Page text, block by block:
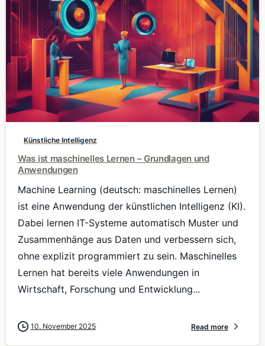
0
Künstliche Intelligenz
Was ist maschinelles Lernen – Grundlagen und
Anwendungen
Machine Learning (deutsch: maschinelles Lernen)
ist eine Anwendung der künstlichen Intelligenz (KI).
Dabei lernen IT-Systeme automatisch Muster und
Zusammenhänge aus Daten und verbessern sich,
ohne explizit programmiert zu sein. Maschinelles
Lernen hat bereits viele Anwendungen in
Wirtschaft, Forschung und Entwicklung...
10. November 2025 Read more